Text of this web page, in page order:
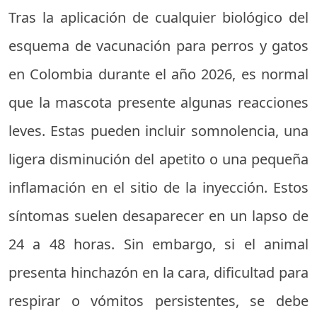
Tras la aplicación de cualquier biológico del
esquema de vacunación para perros y gatos
en Colombia durante el año 2026, es normal
que la mascota presente algunas reacciones
leves. Estas pueden incluir somnolencia, una
ligera disminución del apetito o una pequeña
inflamación en el sitio de la inyección. Estos
síntomas suelen desaparecer en un lapso de
24 a 48 horas. Sin embargo, si el animal
presenta hinchazón en la cara, dificultad para
respirar o vómitos persistentes, se debe